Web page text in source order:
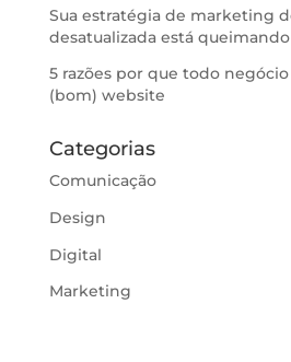
Sua estratégia de marketing
desatualizada está
5 razões por que todo
(bom) website
Categorias
Comunicação
Design
Digital
Marketing